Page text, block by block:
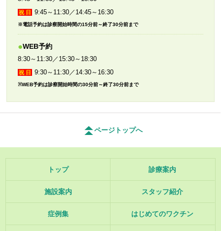
祝 日 9:45～11:30／14:45～16:30
電話予約は診察開始時間の15分前～終了30分前まで
WEB予約
8:30～11:30／15:30～18:30
祝 日 9:30～11:30／14:30～16:30
WEB予約は診察開始時間の30分前～終了30分前まで
ページトップへ
トップ 診療案内
施設案内 スタッフ紹介
症例集 はじめてのワクチン